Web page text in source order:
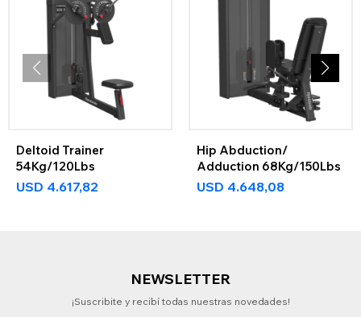
Deltoid Trainer
54Kg/120Lbs
USD 4.617,82
Hip Abduction/
Adduction 68Kg/150Lbs
USD 4.648,08
NEWSLETTER
¡Suscribite y recibí todas nuestras novedades!